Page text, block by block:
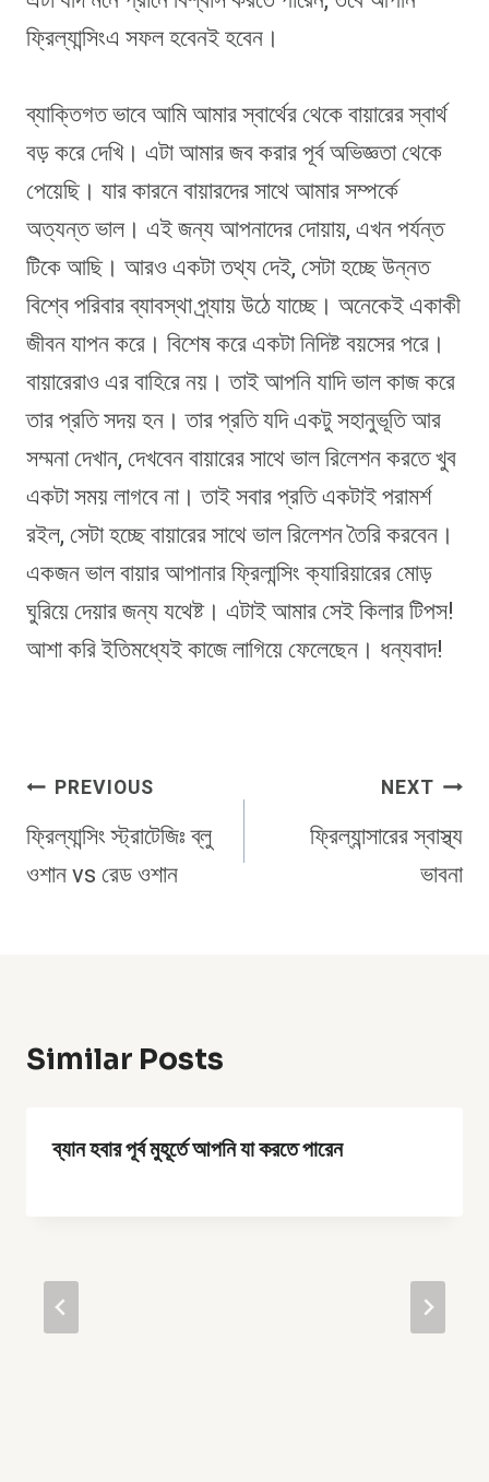
ফ্রিল্যান্সিংএ সফল হবেনই হবেন।
ব্যাক্তিগত ভাবে আমি আমার স্বার্থের থেকে বায়ারের স্বার্থ
বড় করে দেখি। এটা আমার জব করার পূর্ব অভিজ্ঞতা থেকে
পেয়েছি। যার কারনে বায়ারদের সাথে আমার সম্পর্কে
অত্যন্ত ভাল। এই জন্য আপনাদের দোয়ায়, এখন পর্যন্ত
টিকে আছি। আরও একটা তথ্য দেই, সেটা হচ্ছে উন্নত
বিশ্বে পরিবার ব্যাবস্থা প্র্যায় উঠে যাচ্ছে। অনেকেই একাকী
জীবন যাপন করে। বিশেষ করে একটা নিদিষ্ট বয়সের পরে।
বায়ারেরাও এর বাহিরে নয়। তাই আপনি যাদি ভাল কাজ করে
তার প্রতি সদয় হন। তার প্রতি যদি একটু সহানুভূতি আর
সম্মনা দেখান, দেখবেন বায়ারের সাথে ভাল রিলেশন করতে খুব
একটা সময় লাগবে না। তাই সবার প্রতি একটাই পরামর্শ
রইল, সেটা হচ্ছে বায়ারের সাথে ভাল রিলেশন তৈরি করবেন।
একজন ভাল বায়ার আপানার ফ্রিলান্সিং ক্যারিয়ারের মোড়
ঘুরিয়ে দেয়ার জন্য যথেষ্ট। এটাই আমার সেই কিলার টিপস!
আশা করি ইতিমধ্যেই কাজে লাগিয়ে ফেলেছেন। ধন্যবাদ!
Post
Navigation
PREVIOUS
ফ্রিল্যান্সিং স্ট্রাটেজিঃ ব্লু
ওশান vs রেড ওশান
NEXT
ফ্রিল্যান্সারের স্বাস্থ্য
ভাবনা
Similar Posts
ব্যান হবার পূর্ব মুহূর্তে আপনি যা করতে পারেন